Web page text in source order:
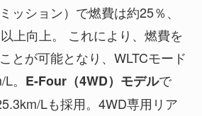
ッション）で燃費は約25％、
上向上。 これにより、燃費を
とが可能となり、WLTCモード
。 E-Four（4WD）モデルで
Lも採用。4WD専用リア